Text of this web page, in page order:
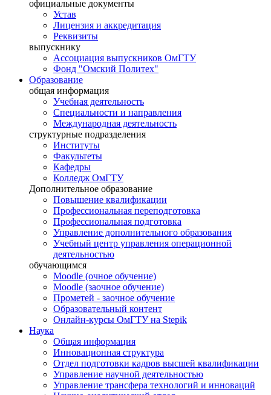
официальные документы
Устав
Лицензия и аккредитация
Реквизиты
выпускнику
Ассоциация выпускников ОмГТУ
Фонд "Омский Политех"
Образование
общая информация
Учебная деятельность
Специальности и направления
Международная деятельность
структурные подразделения
Институты
Факультеты
Кафедры
Колледж ОмГТУ
Дополнительное образование
Повышение квалификации
Профессиональная переподготовка
Профессиональная подготовка
Управление дополнительного образования
Учебный центр управления операционной
деятельностью
обучающимся
Moodle (очное обучение)
Moodle (заочное обучение)
Прометей - заочное обучение
Образовательный контент
Онлайн-курсы ОмГТУ на Stepik
Наука
Общая информация
Инновационная структура
Отдел подготовки кадров высшей квалификации
Управление научной деятельностью
Управление трансфера технологий и инноваций